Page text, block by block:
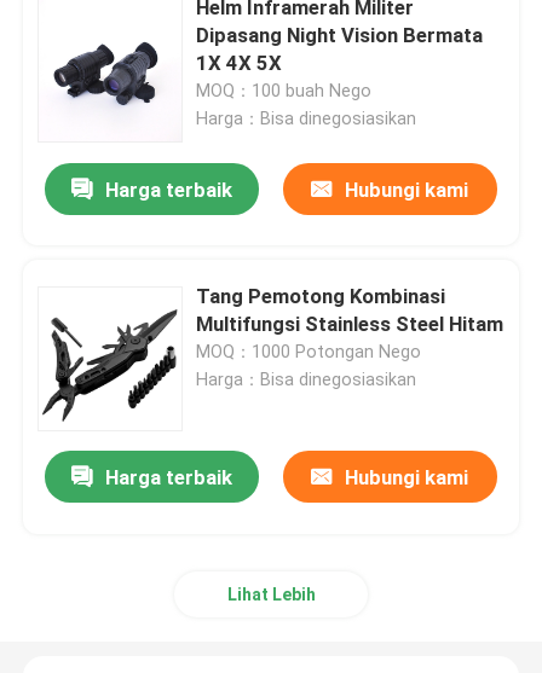
Perlengkapan Berburu Luar Ruangan
Perlengkapan Memancing Luar Ruangan
Sarung Tangan Berkuda Tahan Air
Pakaian Keselamatan Reflektif
Model Militer Modern
Helm Inframerah Militer
Dipasang Night Vision Bermata
1X 4X 5X
MOQ：100 buah Nego
Harga：Bisa dinegosiasikan
Harga terbaik Hubungi kami
Tang Pemotong Kombinasi
Multifungsi Stainless Steel Hitam
MOQ：1000 Potongan Nego
Harga：Bisa dinegosiasikan
Harga terbaik Hubungi kami
Lihat Lebih